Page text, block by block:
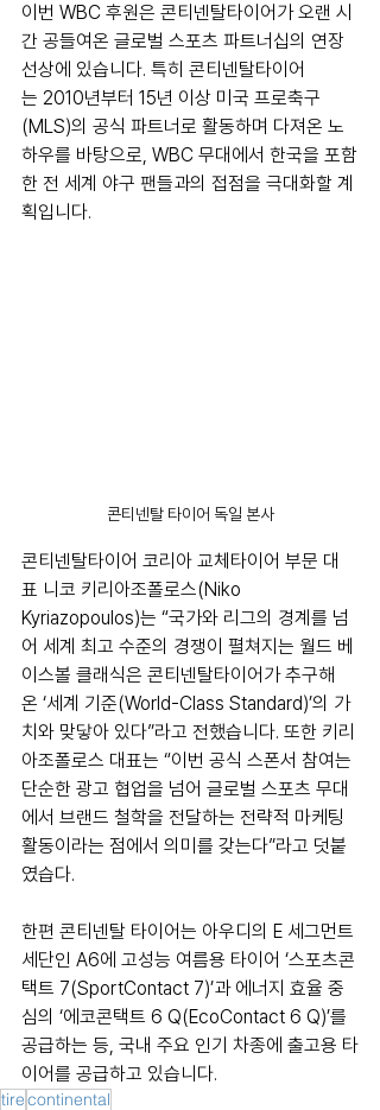
이번 WBC 후원은 콘티넨탈타이어가 오랜 시
간 공들여온 글로벌 스포츠 파트너십의 연장
선상에 있습니다. 특히 콘티넨탈타이어
는 2010년부터 15년 이상 미국 프로축구
(MLS)의 공식 파트너로 활동하며 다져온 노
하우를 바탕으로, WBC 무대에서 한국을 포함
한 전 세계 야구 팬들과의 접점을 극대화할 계
획입니다.
콘티넨탈 타이어 독일 본사
콘티넨탈타이어 코리아 교체타이어 부문 대
표 니코 키리아조폴로스(Niko
Kyriazopoulos)는 “국가와 리그의 경계를 넘
어 세계 최고 수준의 경쟁이 펼쳐지는 월드 베
이스볼 클래식은 콘티넨탈타이어가 추구해
온 ‘세계 기준(World-Class Standard)’의 가
치와 맞닿아 있다”라고 전했습니다. 또한 키리
아조폴로스 대표는 “이번 공식 스폰서 참여는
단순한 광고 협업을 넘어 글로벌 스포츠 무대
에서 브랜드 철학을 전달하는 전략적 마케팅
활동이라는 점에서 의미를 갖는다”라고 덧붙
였습다.
한편 콘티넨탈 타이어는 아우디의 E 세그먼트
세단인 A6에 고성능 여름용 타이어 ‘스포츠콘
택트 7(SportContact 7)’과 에너지 효율 중
심의 ‘에코콘택트 6 Q(EcoContact 6 Q)’를
공급하는 등, 국내 주요 인기 차종에 출고용 타
이어를 공급하고 있습니다.
tirecontinental